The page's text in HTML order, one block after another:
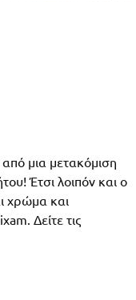
μια μετακόμιση
Έτσι λοιπόν και ο
χρώμα και
Δείτε τις